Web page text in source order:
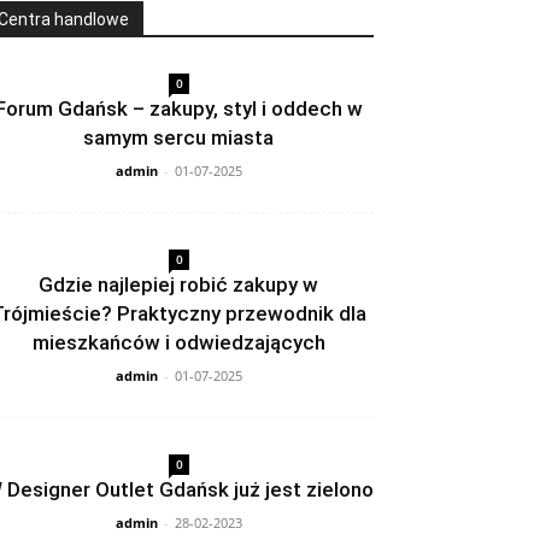
handlowe
0
Gdańsk – zakupy, styl i oddech w
samym sercu miasta
admin - 01-07-2025
0
Gdzie najlepiej robić zakupy w
Praktyczny przewodnik dla
mieszkańców i odwiedzających
admin - 01-07-2025
0
Designer Outlet Gdańsk już jest zielono
admin - 28-02-2023